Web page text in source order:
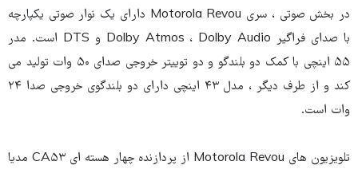
در بخش صوتی ، سری Motorola Revou دارای یک نوار صوتی یکپارچه
با صدای فراگیر Dolby Atmos ، Dolby Audio و DTS است. مدر
۵۵ اینچی با کمک دو بلندگو و دو توییتر خروجی صدای ۵۰ وات تولید می
کند و از طرف دیگر ، مدل ۴۳ اینچی دارای دو بلندگوی خروجی صدا ۲۴
وات است.
تلویزیون های Motorola Revou از پردازنده چهار هسته ای CA۵۳ مدیا